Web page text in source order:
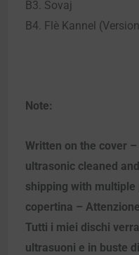
B3. Sovaj
B4. Flè Kannel
Note:
Written on the cover
ultrasonic cleaned
shipping with
copertina –
Tutti i miei dischi
ultrasuoni e in buste